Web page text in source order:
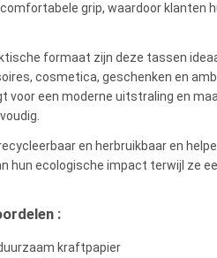
grip, waardoor klanten
formaat zijn deze tassen
cosmetica, geschenken en
voor een moderne uitstraling en
en herbruikbaar en
hun ecologische impact terwijl ze
:
kraftpapier